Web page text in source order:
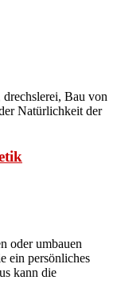
Bau von
Natürlichkeit der
oder umbauen
ein persönliches
kann die